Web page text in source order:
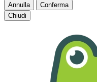
Annulla
Conferma
Chiudi